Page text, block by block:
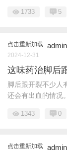
1733 5
点击重新加载 admin
2024-12-31
这味药治脚后
脚后跟开裂不少人
还会有出血的情况
1343 0
点击重新加载 admin